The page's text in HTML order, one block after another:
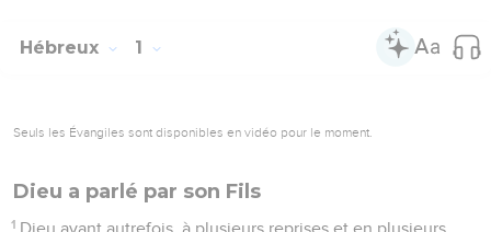
Un si grand salut
attention aux choses que nous avons entendues, de peur
que nous ne nous écartions.